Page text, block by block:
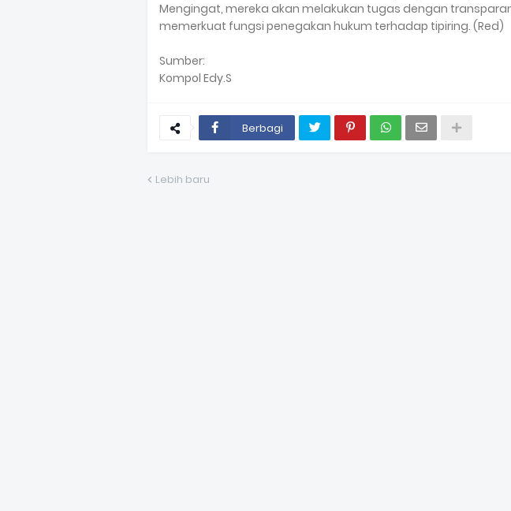
Mengingat, mereka akan melakukan tugas dengan
memerkuat fungsi penegakan hukum terhadap tipiring. (Red)
Sumber:
Kompol Edy.S
Berbagi
Lebih baru